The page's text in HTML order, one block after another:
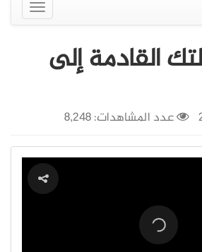
عرض
القائمة
القادمة إلى
عدد المشاهدات: 8,248